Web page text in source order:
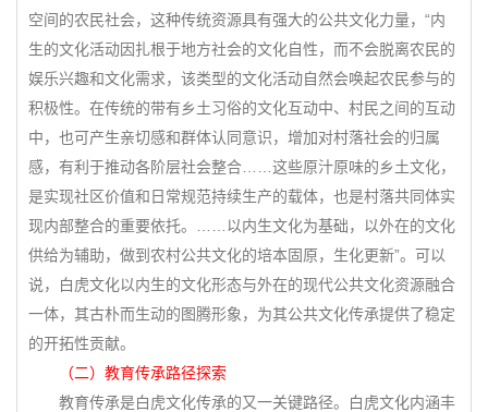
空间的农民社会，这种传统资源具有强大的公共文化力量，“内
生的文化活动因扎根于地方社会的文化自性，而不会脱离农民的
娱乐兴趣和文化需求，该类型的文化活动自然会唤起农民参与的
积极性。在传统的带有乡土习俗的文化互动中、村民之间的互动
中，也可产生亲切感和群体认同意识，增加对村落社会的归属
感，有利于推动各阶层社会整合……这些原汁原味的乡土文化，
是实现社区价值和日常规范持续生产的载体，也是村落共同体实
现内部整合的重要依托。……以内生文化为基础，以外在的文化
供给为辅助，做到农村公共文化的培本固原，生化更新”。可以
说，白虎文化以内生的文化形态与外在的现代公共文化资源融合
一体，其古朴而生动的图腾形象，为其公共文化传承提供了稳定
的开拓性贡献。
（二）教育传承路径探索
教育传承是白虎文化传承的又一关键路径。白虎文化内涵丰